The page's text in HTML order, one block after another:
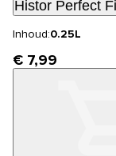
Histor Perfect
Inhoud:0.25L
€ 7,99